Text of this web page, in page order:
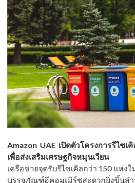
Amazon UAE เปิดตัวโครงการรีไซ
เพื่อส่งเสริมเศรษฐกิจหมุนเวียน
เครือข่ายจุดรับรีไซเคิลกว่า 150 แห่ง
บรรจุภัณฑ์อีคอมเมิร์ซสะดวกยิ่งขึ้น